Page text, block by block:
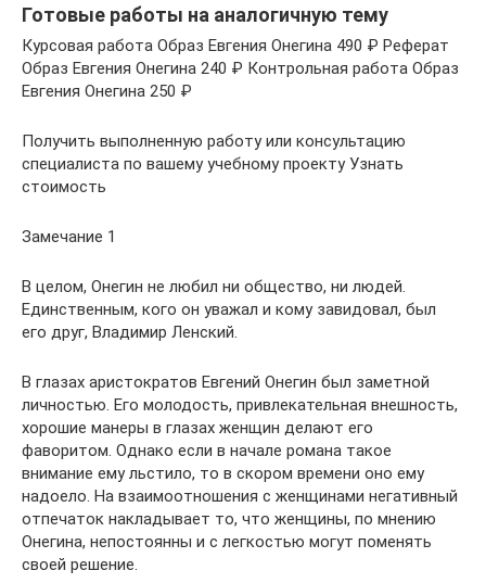
Готовые работы на аналогичную тему
Курсовая работа Образ Евгения Онегина 490 ₽ Реферат
Образ Евгения Онегина 240 ₽ Контрольная работа Образ
Евгения Онегина 250 ₽
Получить выполненную работу или консультацию
специалиста по вашему учебному проекту Узнать
стоимость
Замечание 1
В целом, Онегин не любил ни общество, ни людей.
Единственным, кого он уважал и кому завидовал, был
его друг, Владимир Ленский.
В глазах аристократов Евгений Онегин был заметной
личностью. Его молодость, привлекательная внешность,
хорошие манеры в глазах женщин делают его
фаворитом. Однако если в начале романа такое
внимание ему льстило, то в скором времени оно ему
надоело. На взаимоотношения с женщинами негативный
отпечаток накладывает то, что женщины, по мнению
Онегина, непостоянны и с легкостью могут поменять
своей решение.